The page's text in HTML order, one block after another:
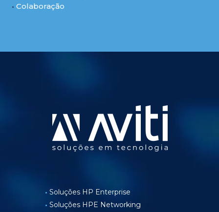
Colaboração
Soluções HP Enterprise
Soluções HPE Networking